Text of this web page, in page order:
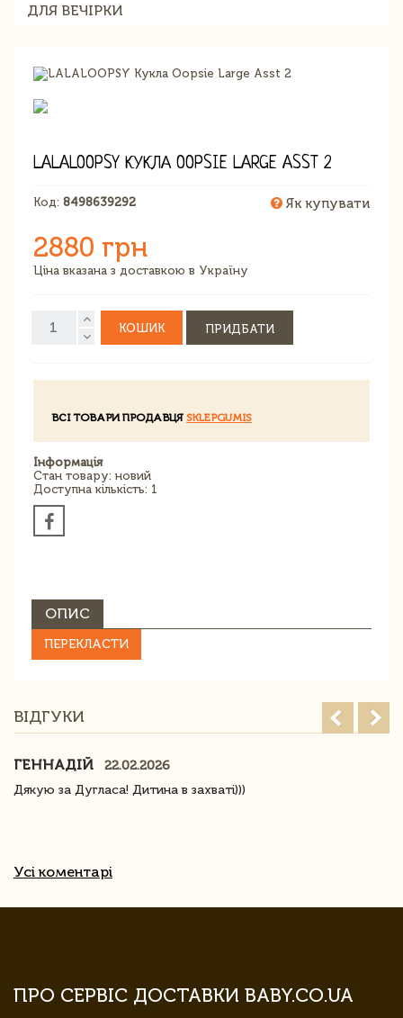
ДЛЯ ВЕЧІРКИ
LALALOOPSY КУКЛА OOPSIE LARGE ASST 2
Код: 8498639292 Як купувати
2880 грн
Ціна вказана з доставкою в Україну
КОШИК ПРИДБАТИ
ВСІ ТОВАРИ ПРОДАВЦЯ SKLEPGUMIS
Інформація
Стан товару: новий
Доступна кількість: 1
ОПИС
ПЕРЕКЛАСТИ
ВІДГУКИ
ГЕННАДІЙ
22.02.2026
Дякую за Дугласа! Дитина в захваті)))
Усі коментарі
ПРО СЕРВІС ДОСТАВКИ BABY.CO.UA